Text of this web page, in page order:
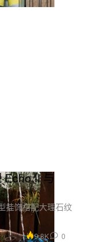
Echo II 与
挂饰搭配大理石纹
9.8K 0